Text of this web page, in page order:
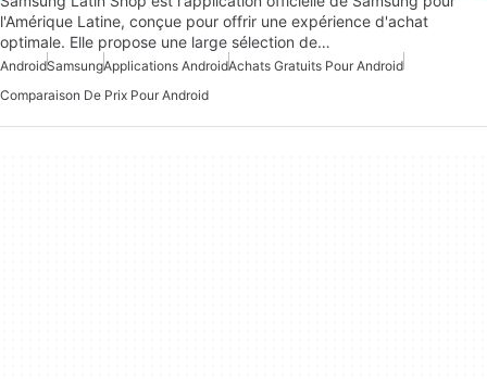
l'Amérique Latine, conçue pour offrir une expérience d'achat
optimale. Elle propose une large sélection de…
AndroidSamsungApplications AndroidAchats Gratuits Pour Android
Comparaison De Prix Pour Android